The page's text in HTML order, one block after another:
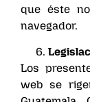
que éste
navegador.
Los
web se